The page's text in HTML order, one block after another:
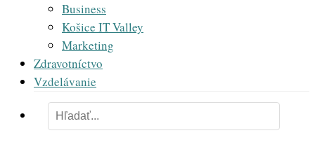
Business
Košice IT Valley
Marketing
Zdravotníctvo
Vzdelávanie